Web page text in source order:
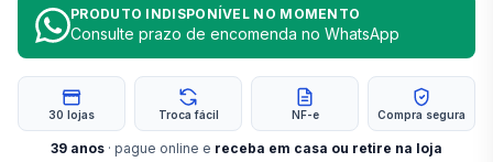
PRODUTO INDISPONÍVEL NO MOMENTO
Consulte prazo de encomenda no WhatsApp
30 lojas Troca fácil NF-e Compra segura
39 anos · pague online e receba em casa ou retire na loja